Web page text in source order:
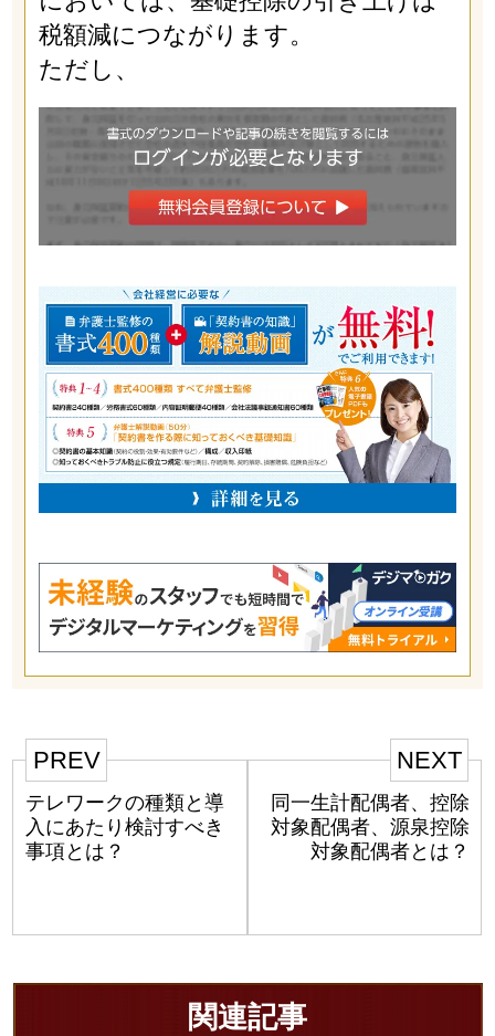
税額減につながります。
ただし、
PREV
テレワークの種類と導
入にあたり検討すべき
事項とは？
NEXT
同一生計配偶者、控除
対象配偶者、源泉控除
対象配偶者とは？
関連記事